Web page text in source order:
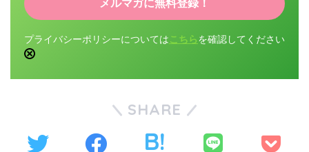
プライバシーポリシーについては こちら を確認してください
SHARE